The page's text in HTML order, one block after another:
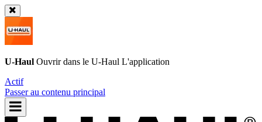
U-Haul Ouvrir dans le U-Haul L'application
Actif
Passer au contenu principal